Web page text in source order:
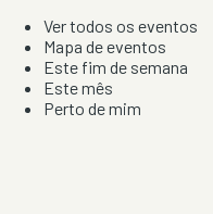
Ver todos os eventos
Mapa de eventos
Este fim de semana
Este mês
Perto de mim